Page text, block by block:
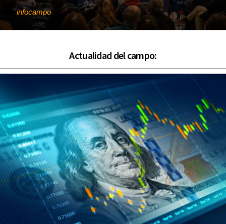
Porinfocampo
Actualidad del campo: